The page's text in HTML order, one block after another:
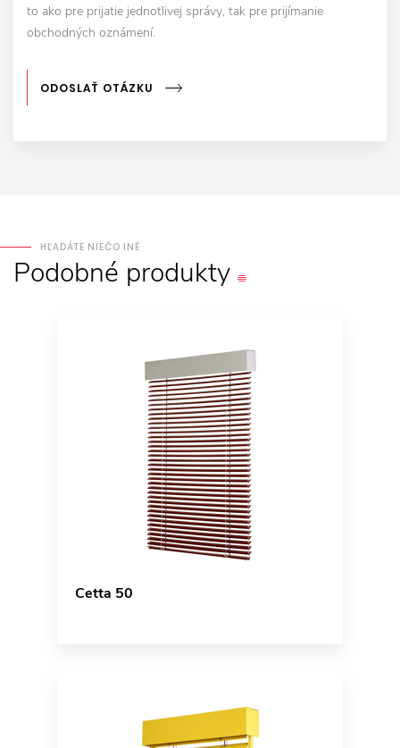
to ako pre prijatie jednotlivej správy, tak pre prijímanie
obchodných oznámení.
ODOSLAŤ OTÁZKU
HĽADÁTE NIEČO INÉ
Podobné produkty
Cetta 50